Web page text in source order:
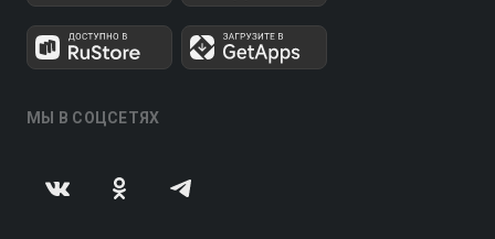
МЫ В СОЦСЕТЯХ